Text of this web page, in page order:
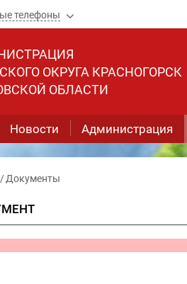
телефоны
ОКРУГА КРАСНОГОРСК
ОБЛАСТИ
Новости Администрация
Документы